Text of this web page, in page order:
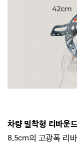
차량 밀착형 리바운
8.5cm의 고광폭 리